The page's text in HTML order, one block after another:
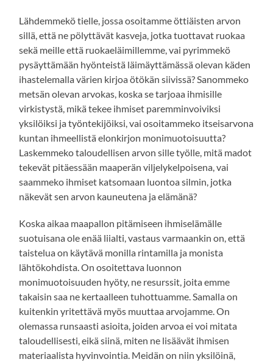
Lähdemmekö tielle, jossa osoitamme öttiäisten arvon
sillä, että ne pölyttävät kasveja, jotka tuottavat ruokaa
sekä meille että ruokaeläimillemme, vai pyrimmekö
pysäyttämään hyönteistä läimäyttämässä olevan käden
ihastelemalla värien kirjoa ötökän siivissä? Sanommeko
metsän olevan arvokas, koska se tarjoaa ihmisille
virkistystä, mikä tekee ihmiset paremminvoiviksi
yksilöiksi ja työntekijöiksi, vai osoitammeko itseisarvona
kuntan ihmeellistä elonkirjon monimuotoisuutta?
Laskemmeko taloudellisen arvon sille työlle, mitä madot
tekevät pitäessään maaperän viljelykelpoisena, vai
saammeko ihmiset katsomaan luontoa silmin, jotka
näkevät sen arvon kauneutena ja elämänä?
Koska aikaa maapallon pitämiseen ihmiselämälle
suotuisana ole enää liialti, vastaus varmaankin on, että
taistelua on käytävä monilla rintamilla ja monista
lähtökohdista. On osoitettava luonnon
monimuotoisuuden hyöty, ne resurssit, joita emme
takaisin saa ne kertaalleen tuhottuamme. Samalla on
kuitenkin yritettävä myös muuttaa arvojamme. On
olemassa runsaasti asioita, joiden arvoa ei voi mitata
taloudellisesti, eikä siinä, miten ne lisäävät ihmisen
materiaalista hyvinvointia. Meidän on niin yksilöinä,